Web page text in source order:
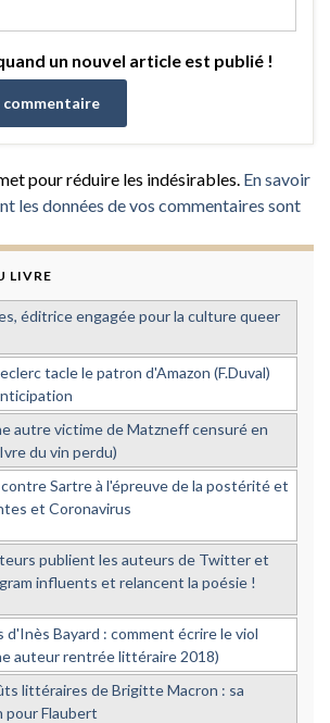
un nouvel article est publié !
pour réduire les indésirables. En savoir
les données de vos commentaires sont
LIVRE
éditrice engagée pour la culture queer
tacle le patron d'Amazon (F.Duval)
autre victime de Matzneff censuré en
du vin perdu)
Sartre à l'épreuve de la postérité et
et Coronavirus
publient les auteurs de Twitter et
influents et relancent la poésie !
d'Inès Bayard : comment écrire le viol
auteur rentrée littéraire 2018)
littéraires de Brigitte Macron : sa
pour Flaubert